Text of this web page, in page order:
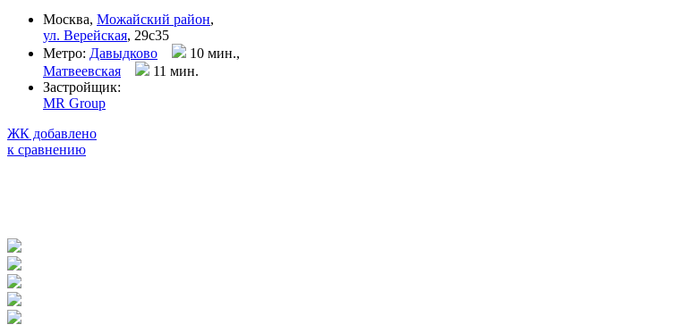
Москва, Можайский район,
ул. Верейская, 29с35
Метро: Давыдково
10 мин.,
Матвеевская
11 мин.
Застройщик:
MR Group
ЖК добавлено
к сравнению